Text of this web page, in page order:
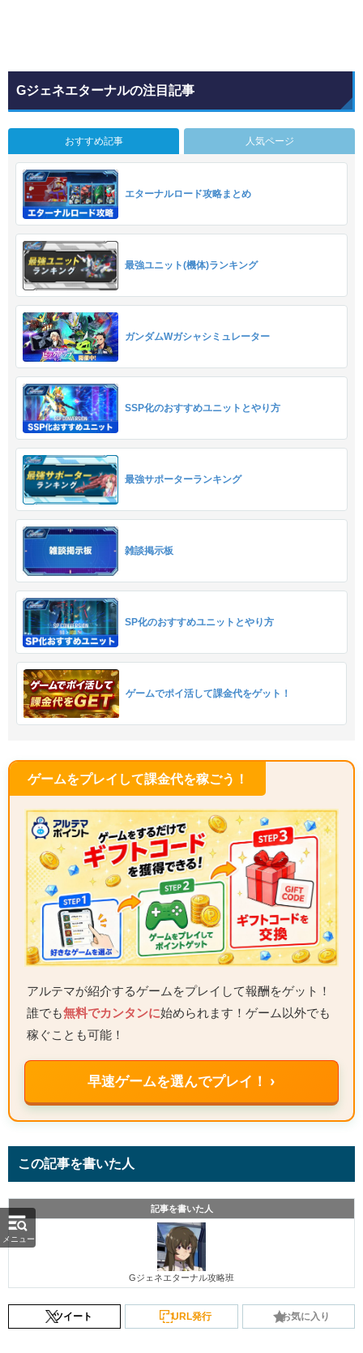
Gジェネエターナルの注目記事
おすすめ記事 人気ページ
エターナルロード攻略まとめ
最強ユニット(機体)ランキング
ガンダムWガシャシミュレーター
SSP化のおすすめユニットとやり方
最強サポーターランキング
雑談掲示板
SP化のおすすめユニットとやり方
ゲームでポイ活して課金代をゲット！
ゲームをプレイして課金代を稼ごう！
アルテマが紹介するゲームをプレイして報酬をゲット！
誰でも無料でカンタンに始められます！ゲーム以外でも
稼ぐことも可能！
早速ゲームを選んでプレイ！ ›
この記事を書いた人
記事を書いた人
Gジェネエターナル攻略班
ツイート URL発行 お気に入り
メニュー